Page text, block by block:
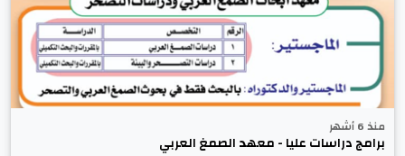
منذ 6 أشهر
برامج دراسات عليا - معهد الصمغ العربي